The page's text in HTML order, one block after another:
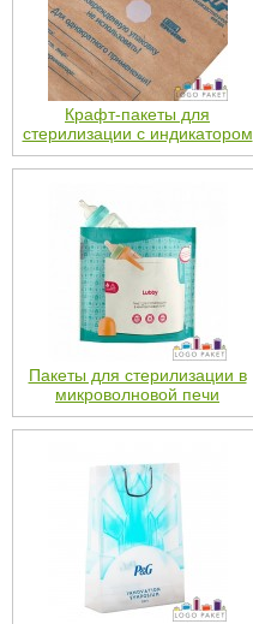
Крафт-пакеты для
стерилизации с индикатором
Пакеты для стерилизации в
микроволновой печи